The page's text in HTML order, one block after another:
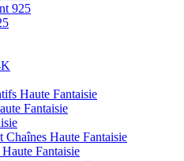
925
Haute Fantaisie
Fantaisie
Chaînes Haute Fantaisie
Fantaisie